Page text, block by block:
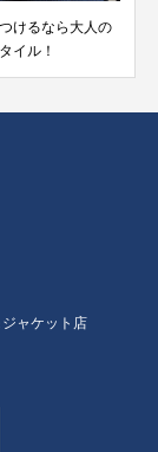
けるなら大人の
イル！
ャケット店